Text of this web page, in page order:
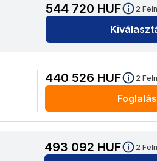
544 720 HUF 2
440 526 HUF 2
Foglalás
493 092 HUF 2